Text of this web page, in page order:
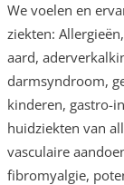
We voelen en
ziekten:
aard,
darmsyndroom,
kinderen, gastro-
huidziekten van
vasculaire
fibromyalgie,